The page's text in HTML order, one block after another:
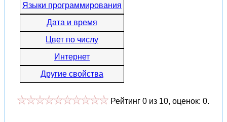
Языки программирования
Дата и время
Цвет по числу
Интернет
Другие свойства
Рейтинг 0 из 10, оценок: 0.